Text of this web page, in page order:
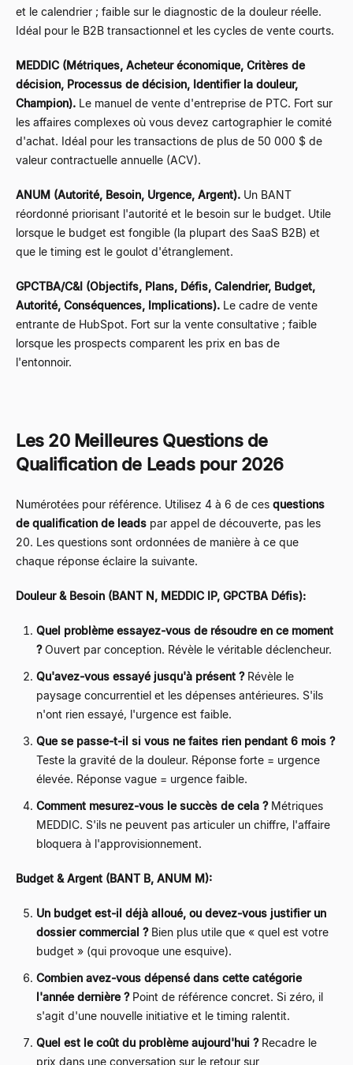
et le calendrier ; faible sur le diagnostic de la douleur réelle.
Idéal pour le B2B transactionnel et les cycles de vente courts.
MEDDIC (Métriques, Acheteur économique, Critères de
décision, Processus de décision, Identifier la douleur,
Champion). Le manuel de vente d'entreprise de PTC. Fort sur
les affaires complexes où vous devez cartographier le comité
d'achat. Idéal pour les transactions de plus de 50 000 $ de
valeur contractuelle annuelle (ACV).
ANUM (Autorité, Besoin, Urgence, Argent). Un BANT
réordonné priorisant l'autorité et le besoin sur le budget. Utile
lorsque le budget est fongible (la plupart des SaaS B2B) et
que le timing est le goulot d'étranglement.
GPCTBA/C&I (Objectifs, Plans, Défis, Calendrier, Budget,
Autorité, Conséquences, Implications). Le cadre de vente
entrante de HubSpot. Fort sur la vente consultative ; faible
lorsque les prospects comparent les prix en bas de
l'entonnoir.
Les 20 Meilleures Questions de
Qualification de Leads pour 2026
Numérotées pour référence. Utilisez 4 à 6 de ces questions
de qualification de leads par appel de découverte, pas les
20. Les questions sont ordonnées de manière à ce que
chaque réponse éclaire la suivante.
Douleur & Besoin (BANT N, MEDDIC IP, GPCTBA Défis):
Quel problème essayez-vous de résoudre en ce moment
?Ouvert par conception. Révèle le véritable déclencheur.
Qu'avez-vous essayé jusqu'à présent ?Révèle le
paysage concurrentiel et les dépenses antérieures. S'ils
n'ont rien essayé, l'urgence est faible.
Que se passe-t-il si vous ne faites rien pendant 6 mois ?
Teste la gravité de la douleur. Réponse forte = urgence
élevée. Réponse vague = urgence faible.
Comment mesurez-vous le succès de cela ?Métriques
MEDDIC. S'ils ne peuvent pas articuler un chiffre, l'affaire
bloquera à l'approvisionnement.
Budget & Argent (BANT B, ANUM M):
Un budget est-il déjà alloué, ou devez-vous justifier un
dossier commercial ?Bien plus utile que « quel est votre
budget » (qui provoque une esquive).
Combien avez-vous dépensé dans cette catégorie
l'année dernière ?Point de référence concret. Si zéro, il
s'agit d'une nouvelle initiative et le timing ralentit.
Quel est le coût du problème aujourd'hui ?Recadre le
prix dans une conversation sur le retour sur